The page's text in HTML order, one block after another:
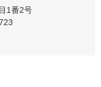
1番2号